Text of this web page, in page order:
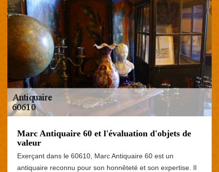
Marc Antiquaire 60 et l'évaluation d'objets de
valeur
Exerçant dans le 60610, Marc Antiquaire 60 est un
antiquaire reconnu pour son honnêteté et son expertise. Il